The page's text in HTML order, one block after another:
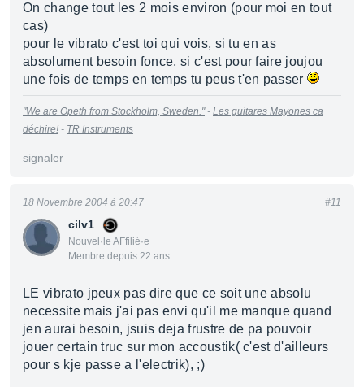
On change tout les 2 mois environ (pour moi en tout
cas)
pour le vibrato c'est toi qui vois, si tu en as
absolument besoin fonce, si c'est pour faire joujou
une fois de temps en temps tu peus t'en passer
"We are Opeth from Stockholm, Sweden."- Les guitares Mayones ca
déchire! - TR Instruments
signaler
cilv1
Nouvel·le AFfilié·e
Membre depuis 22 ans
18 Novembre 2004 à 20:47 #11
LE vibrato jpeux pas dire que ce soit une absolu
necessite mais j'ai pas envi qu'il me manque quand
jen aurai besoin, jsuis deja frustre de pa pouvoir
jouer certain truc sur mon accoustik( c'est d'ailleurs
pour s kje passe a l'electrik), ;)